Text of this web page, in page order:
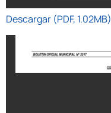
Descargar (PDF, 1.02MB)